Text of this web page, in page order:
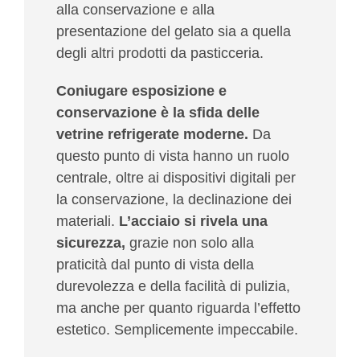
alla conservazione e alla
presentazione del gelato sia a quella
degli altri prodotti da pasticceria.
Coniugare esposizione e
conservazione è la sfida delle
vetrine refrigerate moderne. Da
questo punto di vista hanno un ruolo
centrale, oltre ai dispositivi digitali per
la conservazione, la declinazione dei
materiali. L’acciaio si rivela una
sicurezza, grazie non solo alla
praticità dal punto di vista della
durevolezza e della facilità di pulizia,
ma anche per quanto riguarda l’effetto
estetico. Semplicemente impeccabile.